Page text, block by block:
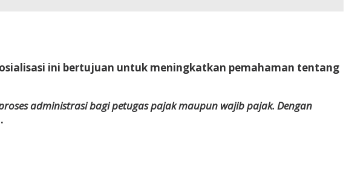
ini bertujuan untuk meningkatkan pemahaman tentang
administrasi bagi petugas pajak maupun wajib pajak. Dengan